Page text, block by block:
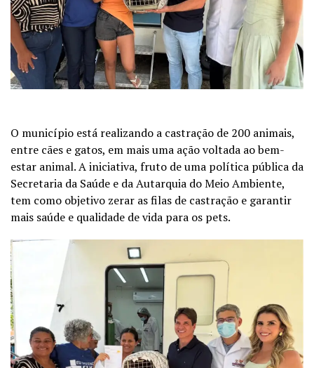
O município está realizando a castração de 200 animais,
entre cães e gatos, em mais uma ação voltada ao bem-
estar animal. A iniciativa, fruto de uma política pública da
Secretaria da Saúde e da Autarquia do Meio Ambiente,
tem como objetivo zerar as filas de castração e garantir
mais saúde e qualidade de vida para os pets.